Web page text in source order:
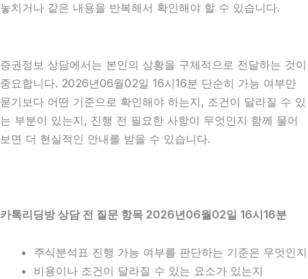
놓치거나 같은 내용을 반복해서 확인해야 할 수 있습니다.
증권정보 상담에서는 본인의 상황을 구체적으로 전달하는 것이
중요합니다. 2026년06월02일 16시16분 단순히 가능 여부만
묻기보다 어떤 기준으로 확인해야 하는지, 조건이 달라질 수 있
는 부분이 있는지, 진행 전 필요한 사항이 무엇인지 함께 물어
보면 더 현실적인 안내를 받을 수 있습니다.
카톡리딩방 상담 전 질문 항목 2026년06월02일 16시16분
주식분석표 진행 가능 여부를 판단하는 기준은 무엇인지
비용이나 조건이 달라질 수 있는 요소가 있는지